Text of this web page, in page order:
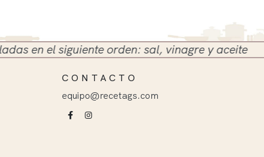
en el siguiente orden: sal, vinagre y aceite
CONTACTO
equipo@recetags.com